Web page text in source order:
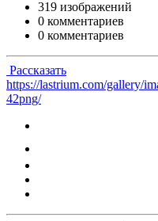
319 изображений
0 комментариев
0 комментариев
Рассказать
https://lastrium.com/gallery/
42png/